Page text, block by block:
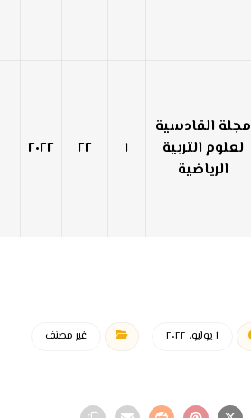
مجلة القادسية
لعلوم التربية
الرياضية
١ ٢٢ ٢٠٢٢
١ يوليو، ٢٠٢٢ غير مصنف